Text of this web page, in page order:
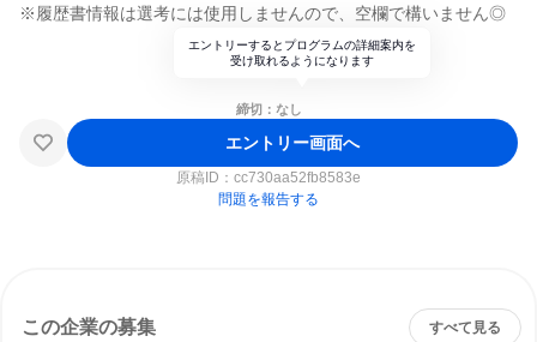
※履歴書情報は選考には使用しませんので、空欄で構いません◎
エントリーするとプログラムの詳細案内を
受け取れるようになります
締切：なし
エントリー画面へ
原稿ID： cc730aa52fb8583e
問題を報告する
この企業の募集 すべて見る